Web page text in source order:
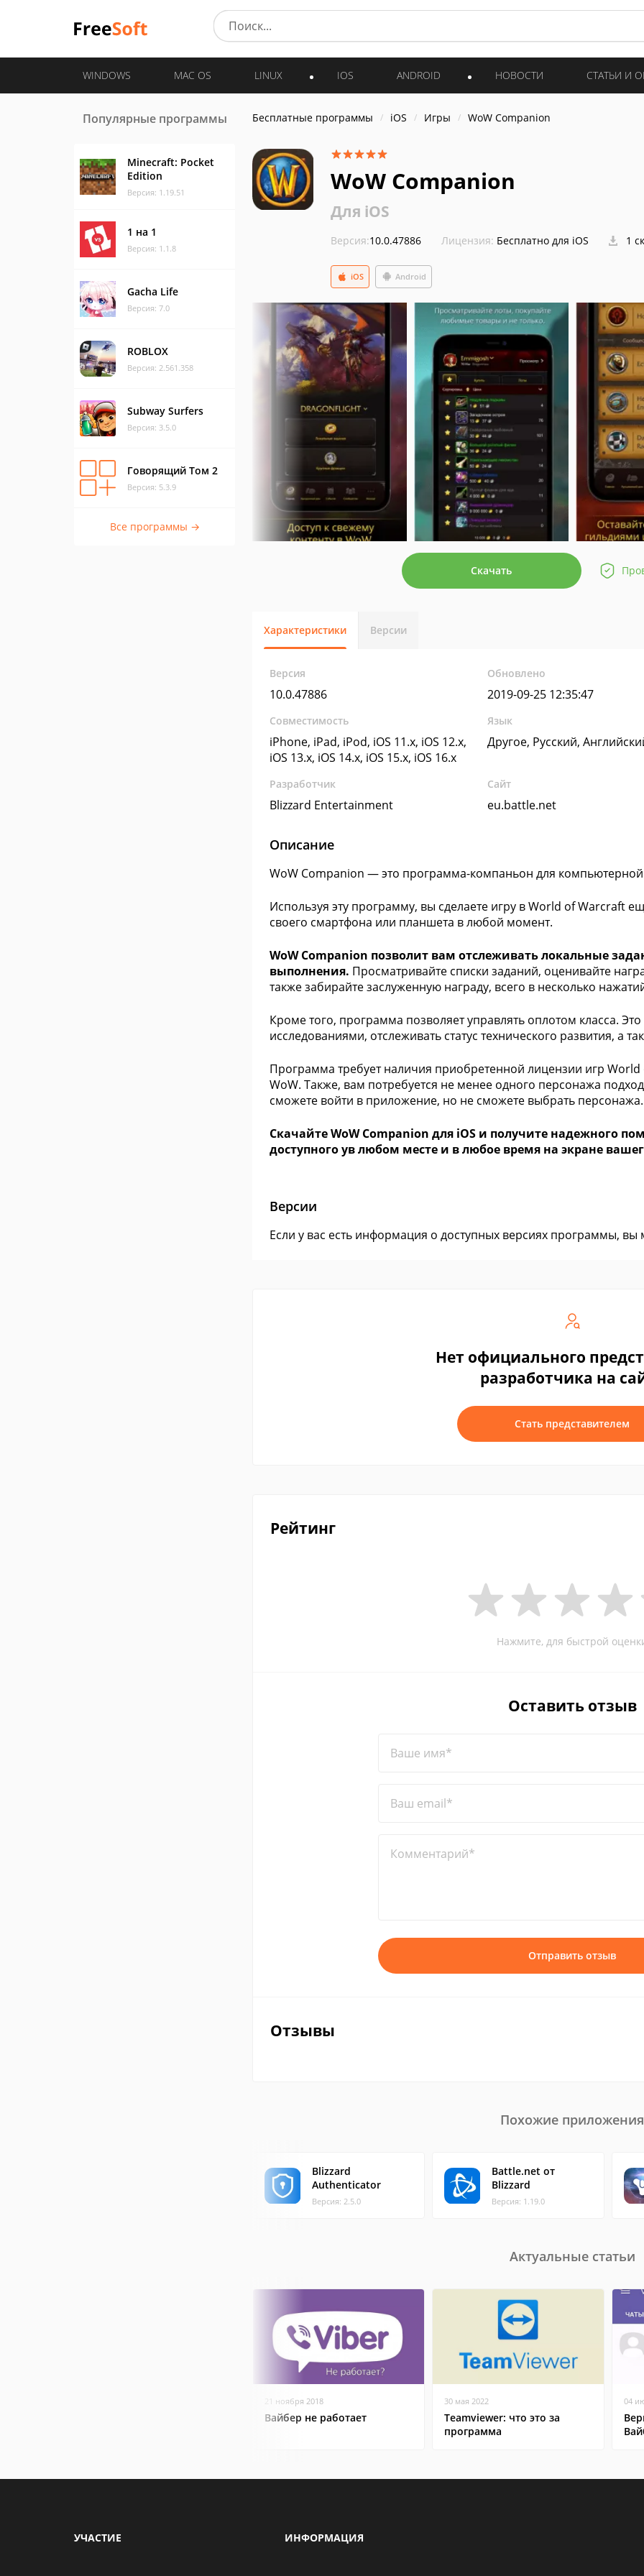
WINDOWS MAC OS LINUX IOS ANDROID НОВОСТИ СТАТЬИ И
Популярные программы
Minecraft: Pocket
Edition
Версия: 1.19.51
1 на 1
Версия: 1.1.8
Gacha Life
Версия: 7.0
ROBLOX
Версия: 2.561.358
Subway Surfers
Версия: 3.5.0
Говорящий Том 2
Версия: 5.3.9
Все программы →
Бесплатные программы iOS Игры WoW Companion
WoW Companion
Для iOS
Версия:10.0.47886 Лицензия: Бесплатно для iOS 1
Android
iOS
Скачать
Характеристики Версии
Версия
10.0.47886
Обновлено
2019-09-25 12:35:47
Совместимость
iPhone, iPad, iPod, iOS 11.x, iOS 12.x,
iOS 13.x, iOS 14.x, iOS 15.x, iOS 16.x
Язык
Другое, Русский,
Разработчик
Blizzard Entertainment
Сайт
eu.battle.net
Описание
WoW Companion — это программа-компаньон для
Используя эту программу, вы сделаете игру в World of Warcraft
своего смартфона или планшета в любой момент.
WoW Companion позволит вам отслеживать локальные
выполнения. Просматривайте списки заданий, оценивайте
также забирайте заслуженную награду, всего в несколько
Кроме того, программа позволяет управлять оплотом класса.
исследованиями, отслеживать статус технического развития, а
Программа требует наличия приобретенной лицензии игр
WoW. Также, вам потребуется не менее одного персонажа
сможете войти в приложение, но не сможете выбрать персонажа.
Скачайте WoW Companion для iOS и получите надежного
доступного ув любом месте и в любое время на экране
Версии
Если у вас есть информация о доступных версиях программы,
Нет официального
разработчика на
Стать представителем
Рейтинг
Нажмите, для быстрой
Оставить отзыв
Ваше имя*
Ваш email*
Комментарий*
Отправить отзыв
Отзывы
Похожие приложения
Blizzard
Authenticator
Версия: 2.5.0
Battle.net от
Blizzard
Версия: 1.19.0
Актуальные статьи
21 ноября 2018
Вайбер не работает
30 мая 2022
Teamviewer: что это за
программа
04
УЧАСТИЕ ИНФОРМАЦИЯ